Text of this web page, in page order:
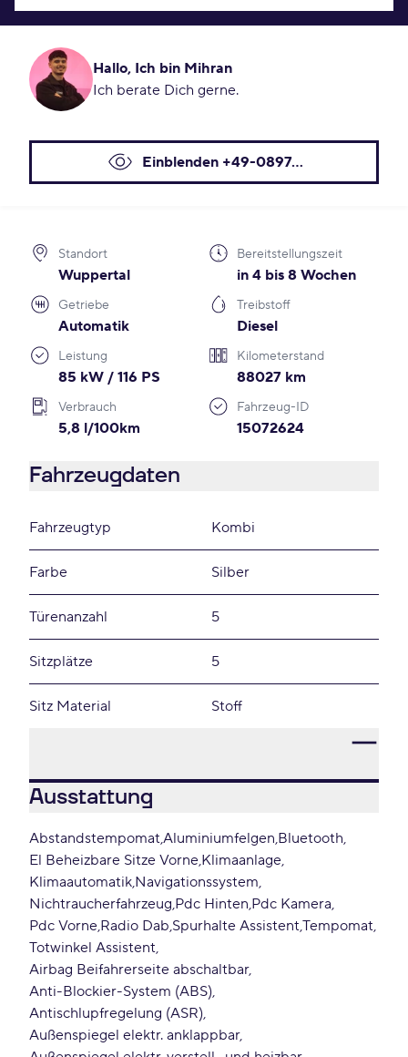
Hallo, Ich bin Mihran
Ich berate Dich gerne.
Einblenden +49-0897...
Standort
Wuppertal
Bereitstellungszeit
in 4 bis 8 Wochen
Getriebe
Automatik
Treibstoff
Diesel
Leistung
85 kW / 116 PS
Kilometerstand
88027 km
Verbrauch
5,8 l/100km
Fahrzeug-ID
15072624
Fahrzeugdaten
Fahrzeugtyp Kombi
Farbe Silber
Türenanzahl 5
Sitzplätze 5
Sitz Material Stoff
Ausstattung
AbstandstempomatAluminiumfelgen Bluetooth
El Beheizbare Sitze Vorne Klimaanlage
Klimaautomatik Navigationssystem
Nichtraucherfahrzeug Pdc Hinten Pdc Kamera
Pdc Vorne Radio Dab Spurhalte AssistentTempomat
Totwinkel Assistent
Airbag Beifahrerseite abschaltbar
Anti-Blockier-System (ABS)
Antischlupfregelung (ASR)
Außenspiegel elektr. anklappbar